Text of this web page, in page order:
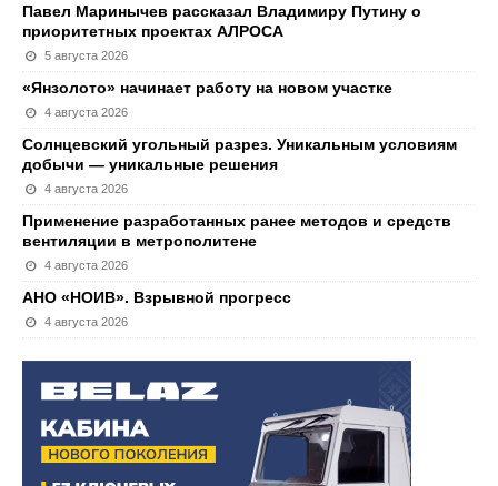
Павел Маринычев рассказал Владимиру Путину о
приоритетных проектах АЛРОСА
5 августа 2026
«Янзолото» начинает работу на новом участке
4 августа 2026
Солнцевский угольный разрез. Уникальным условиям
добычи — уникальные решения
4 августа 2026
Применение разработанных ранее методов и средств
вентиляции в метрополитене
4 августа 2026
АНО «НОИВ». Взрывной прогресс
4 августа 2026